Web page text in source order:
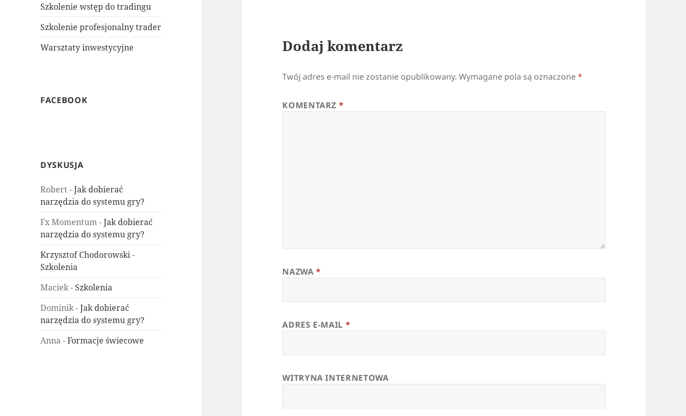
Szkolenie wstęp do tradingu
Szkolenie profesjonalny trader
Warsztaty inwestycyjne
FACEBOOK
DYSKUSJA
Robert-Jak dobierać
narzędzia do systemu gry?
Fx Momentum-Jak dobierać
narzędzia do systemu gry?
Krzysztof Chodorowski-
Szkolenia
Maciek- Szkolenia
Dominik-Jak dobierać
narzędzia do systemu gry?
Anna-Formacje świecowe
Dodaj komentarz
Twój adres e-mail nie zostanie opublikowany. Wymagane pola są oznaczone*
KOMENTARZ *
NAZWA*
ADRES E-MAIL *
WITRYNA INTERNETOWA